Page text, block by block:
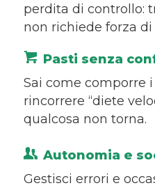
perdita di controllo:
non richiede forza
Pasti senza
Sai come comporre
rincorrere “diete
qualcosa non torna.
Autonomia e
Gestisci errori e